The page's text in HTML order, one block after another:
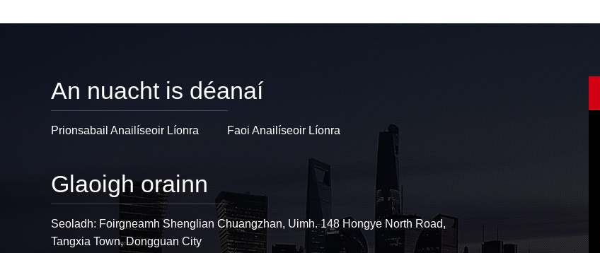
An nuacht is déanaí
Prionsabail Anailíseoir Líonra Faoi Anailíseoir Líonra
Glaoigh orainn
Seoladh: Foirgneamh Shenglian Chuangzhan, Uimh. 148 Hongye North Road,
Tangxia Town, Dongguan City